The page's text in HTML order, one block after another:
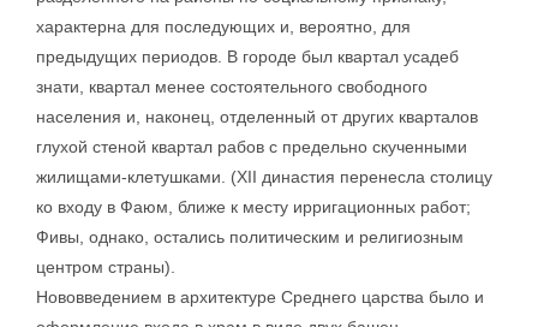
характерна для последующих и, вероятно, для
предыдущих периодов. В городе был квартал усадеб
знати, квартал менее состоятельного свободного
населения и, наконец, отделенный от других кварталов
глухой стеной квартал рабов с предельно скученными
жилищами-клетушками. (XII династия перенесла столицу
ко входу в Фаюм, ближе к месту ирригационных работ;
Фивы, однако, остались политическим и религиозным
центром страны).
Нововведением в архитектуре Среднего царства было и